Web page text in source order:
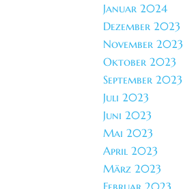
Januar 2024
Dezember 2023
November 2023
Oktober 2023
September 2023
Juli 2023
Juni 2023
Mai 2023
April 2023
März 2023